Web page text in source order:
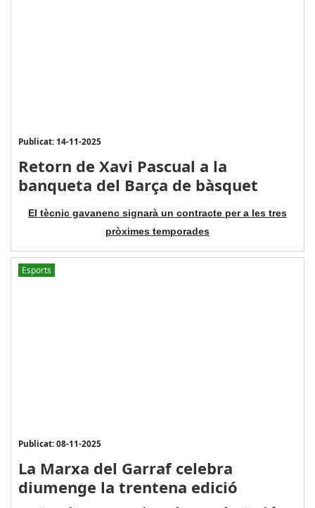
Publicat: 14-11-2025
Retorn de Xavi Pascual a la
banqueta del Barça de bàsquet
El tècnic gavanenc signarà un contracte per a les tres
pròximes temporades
Esports
Publicat: 08-11-2025
La Marxa del Garraf celebra
diumenge la trentena edició